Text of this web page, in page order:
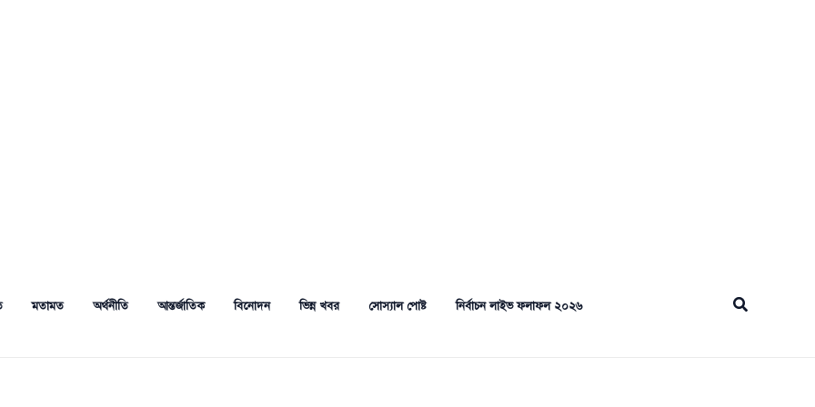
মতামত অর্থনীতি আন্তর্জাতিক বিনোদন ভিন্ন খবর সোস্যাল পোষ্ট নির্বাচন লাইভ ফলাফল ২০২৬ Search